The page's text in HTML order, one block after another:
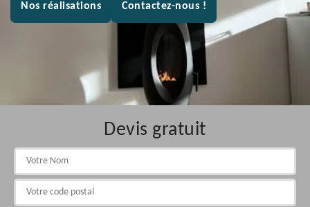
Nos réalisations Contactez-nous !
Devis gratuit